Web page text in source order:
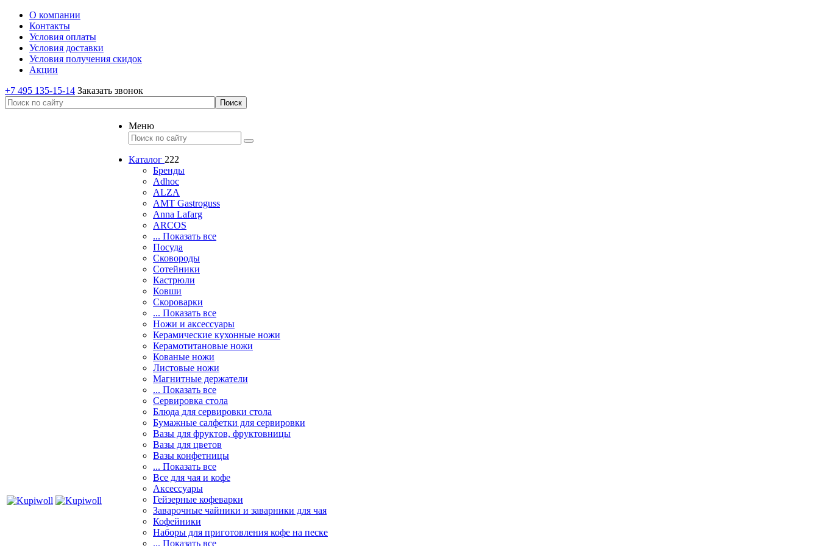
О компании
Контакты
Условия оплаты
Условия доставки
Условия получения скидок
Акции
+7 495 135-15-14 Заказать звонок
Меню
Каталог 222
Бренды
Adhoc
ALZA
AMT Gastroguss
Anna Lafarg
ARCOS
... Показать все
Посуда
Сковороды
Сотейники
Кастрюли
Ковши
Скороварки
... Показать все
Ножи и аксессуары
Керамические кухонные ножи
Керамотитановые ножи
Кованые ножи
Листовые ножи
Магнитные держатели
... Показать все
Сервировка стола
Блюда для сервировки стола
Бумажные салфетки для сервировки
Вазы для фруктов, фруктовницы
Вазы для цветов
Вазы конфетницы
... Показать все
Все для чая и кофе
Аксессуары
Гейзерные кофеварки
Заварочные чайники и заварники для чая
Кофейники
Наборы для приготовления кофе на песке
... Показать все